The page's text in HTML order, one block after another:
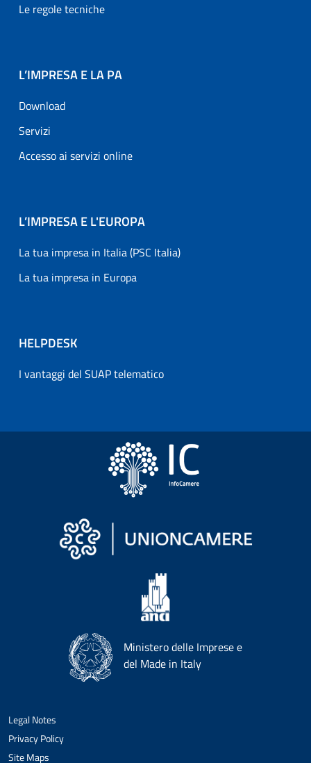
Le regole tecniche
L’IMPRESA E LA PA
Download
Servizi
Accesso ai servizi online
L’IMPRESA E L'EUROPA
La tua impresa in Italia (PSC Italia)
La tua impresa in Europa
HELPDESK
I vantaggi del SUAP telematico
Ministero delle Imprese e
del Made in Italy
Legal Notes
Privacy Policy
Site Maps